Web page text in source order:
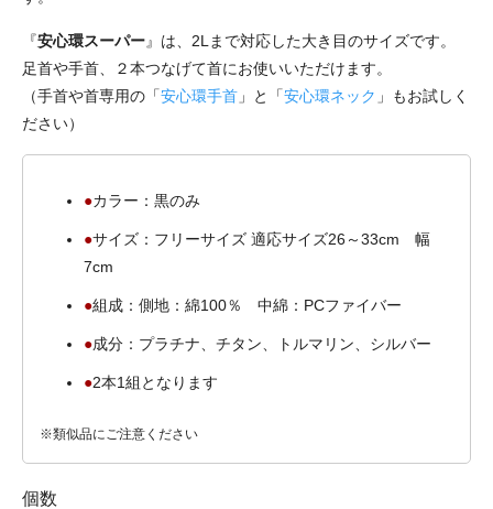
『安心環スーパー』は、2Lまで対応した大き目のサイズです。
足首や手首、２本つなげて首にお使いいただけます。
（手首や首専用の「安心環手首 」と「安心環ネック 」もお試しく
ださい）
カラー：黒のみ
サイズ：フリーサイズ 適応サイズ26～33cm 幅
7cm
組成：側地：綿100％ 中綿：PCファイバー
成分：プラチナ、チタン、トルマリン、シルバー
2本1組となります
※類似品にご注意ください
個数